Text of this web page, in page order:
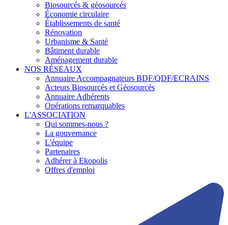
Biosourcés & géosourcés
Économie circulaire
Établissements de santé
Rénovation
Urbanisme & Santé
Bâtiment durable
Aménagement durable
NOS RÉSEAUX
Annuaire Accompagnateurs BDF/QDF/ECRAINS
Acteurs Biosourcés et Géosourcés
Annuaire Adhérents
Opérations remarquables
L'ASSOCIATION
Qui sommes-nous ?
La gouvernance
L'équipe
Partenaires
Adhérer à Ekopolis
Offres d'emploi